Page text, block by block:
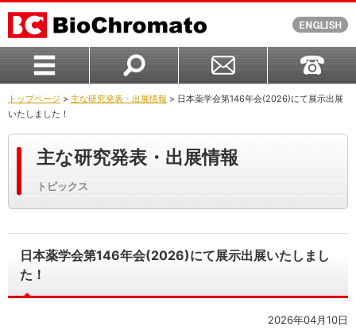
トップページ > 主な研究発表・出展情報 > 日本薬学会第146年会(2026)にて展示出展
いたしました！
主な研究発表・出展情報
トピックス
日本薬学会第146年会(2026)にて展示出展いたしまし
た！
2026年04月10日